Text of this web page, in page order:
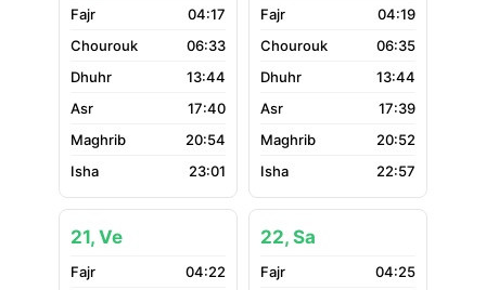
04:17
06:33
13:44
17:40
20:54
23:01
04:19
06:35
13:44
17:39
20:52
22:57
21, Ve
04:22
22, Sa
04:25